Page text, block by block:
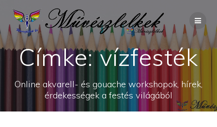
content
Címke:vízfesték
Online akvarell- és gouache workshopok, hírek,
érdekességek a festés világából